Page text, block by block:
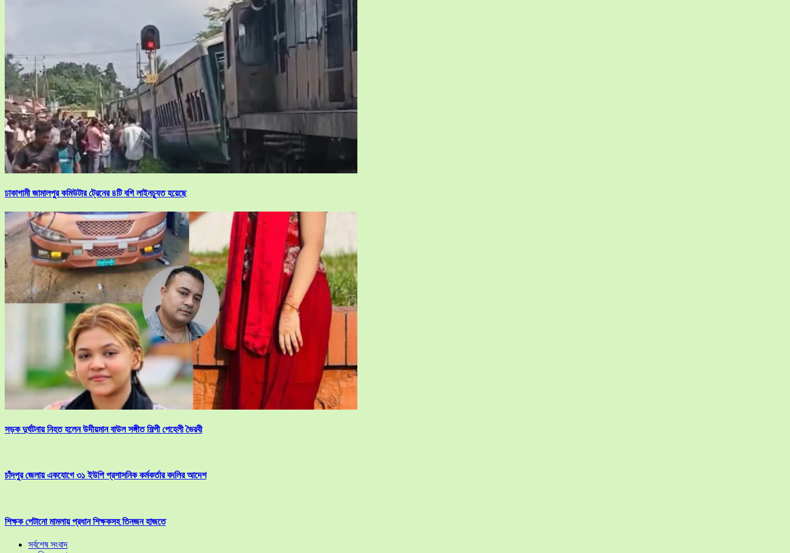
ঢাকাগামী জামালপুর কমিউটার ট্রেনের ৪টি বগি লাইনচ্যুত হয়েছে
সড়ক দুর্ঘটনায় নিহত হলেন উদীয়মান বাউল সঙ্গীত শিল্পী পেহেলী ভৈরবী
চাঁদপুর জেলায় একযোগে ৩১ ইউপি প্রশাসনিক কর্মকর্তার বদলির আদেশ
শিক্ষক পেটানো মামলায় প্রধান শিক্ষকসহ তিনজন হাজতে
সর্বশেষ সংবাদ